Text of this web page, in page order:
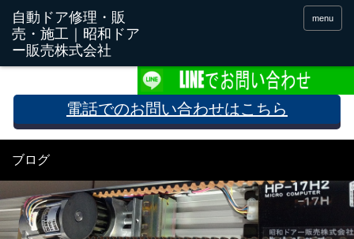
menu
電話でのお問い合わせはこちら
ブログ